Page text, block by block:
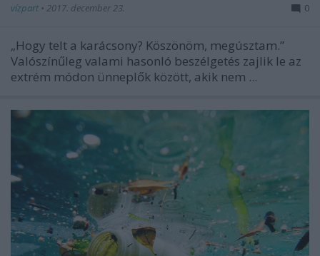
vízpart • 2017. december 23. 0
„Hogy telt a karácsony? Köszönöm, megúsztam.”
Valószínűleg valami hasonló beszélgetés zajlik le az
extrém módon ünneplők között, akik nem ...